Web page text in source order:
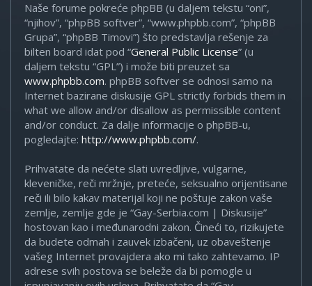
Naše forume pokreće phpBB (u daljem tekstu “oni”,
“njihov”, “phpBB softver”, “www.phpbb.com”, “phpBB
Grupa”, “phpBB Timovi”) što predstavlja rešenje za
bilten board idat pod “General Public License” (u
daljem tekstu “GPL”) i može biti preuzet sa
www.phpbb.com. phpBB softver se odnosi samo na
Internet bazirane diskusije GPL strictly forbids them in
what we allow and/or disallow as permissible content
and/or conduct. Za dalje informacije o phpBB-u,
pogledajte: http://www.phpbb.com/.
Prihvatate da nećete slati uvredljive, vulgarne,
kleveničke, reči mržnje, preteće, seksualno orijentisane
reči ili bilo kakav materijal koji ne poštuje zakon vaše
zemlje, zemlje gde je “Gay-Serbia.com | Diskusije”
hostovan kao i međunarodni zakon. Čineći to, rizikujete
da budete odmah i zauvek izbačeni, uz obaveštenje
vašeg Internet provajdera ako mi tako zahtevamo. IP
adrese svih postova se beleže da bi pomogle u